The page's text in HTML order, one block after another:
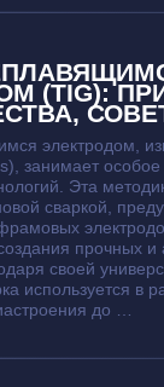
(TIG):
электродом,
занимает
Эта
сваркой,
прочных и
своей
используется в
до …